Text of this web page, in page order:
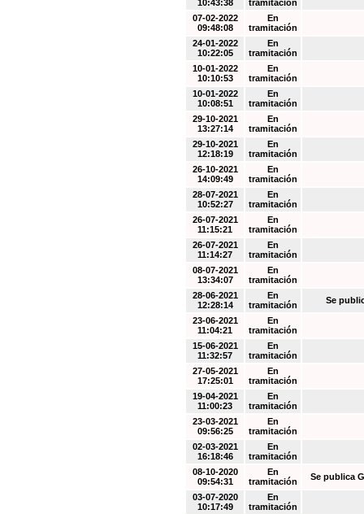
10:43:38
tramitación
07-02-2022
09:48:08
En
tramitación
24-01-2022
10:22:05
En
tramitación
10-01-2022
10:10:53
En
tramitación
10-01-2022
10:08:51
En
tramitación
29-10-2021
13:27:14
En
tramitación
29-10-2021
12:18:19
En
tramitación
26-10-2021
14:09:49
En
tramitación
28-07-2021
10:52:27
En
tramitación
26-07-2021
11:15:21
En
tramitación
26-07-2021
11:14:27
En
tramitación
08-07-2021
13:34:07
En
tramitación
28-06-2021
12:28:14
En
tramitación
Se
23-06-2021
11:04:21
En
tramitación
15-06-2021
11:32:57
En
tramitación
27-05-2021
17:25:01
En
tramitación
19-04-2021
11:00:23
En
tramitación
23-03-2021
09:56:25
En
tramitación
02-03-2021
16:18:46
En
tramitación
08-10-2020
09:54:31
En
tramitación
Se publica
03-07-2020
10:17:49
En
tramitación